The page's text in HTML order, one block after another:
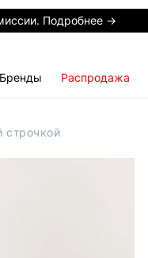
Подробнее →
Бренды Распродажа
строчкой